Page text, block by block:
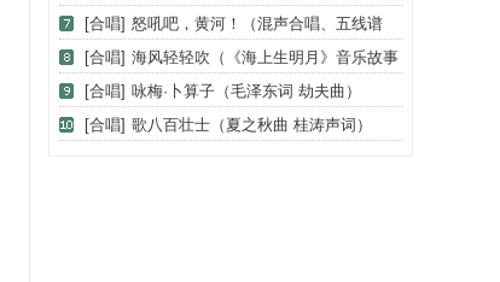
[合唱] 怒吼吧，黄河！（混声合唱、五线谱
版）
[合唱] 海风轻轻吹（《海上生明月》音乐故事
片歌曲）
[合唱] 咏梅·卜算子（毛泽东词 劫夫曲）
[合唱] 歌八百壮士（夏之秋曲 桂涛声词）